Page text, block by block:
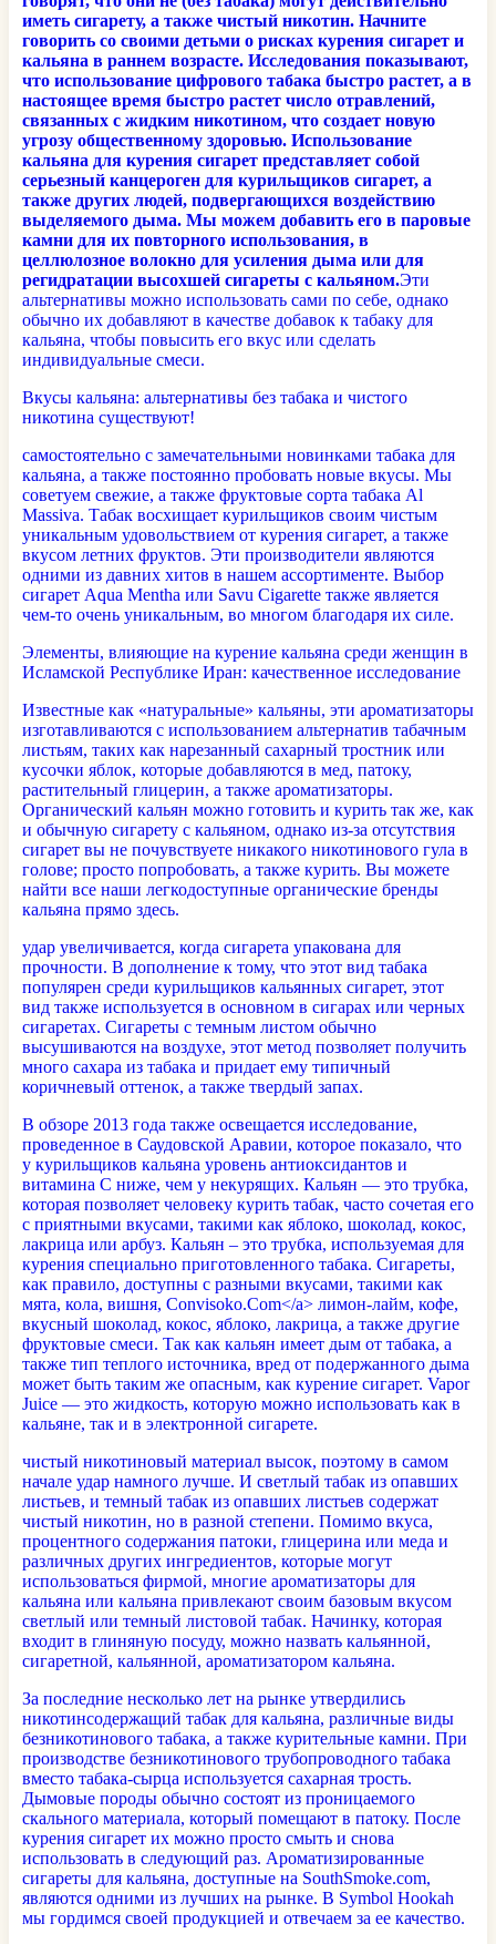
иметь сигарету, а также чистый никотин. Начните
говорить со своими детьми о рисках курения сигарет и
кальяна в раннем возрасте. Исследования показывают,
что использование цифрового табака быстро растет, а в
настоящее время быстро растет число отравлений,
связанных с жидким никотином, что создает новую
угрозу общественному здоровью. Использование
кальяна для курения сигарет представляет собой
серьезный канцероген для курильщиков сигарет, а
также других людей, подвергающихся воздействию
выделяемого дыма. Мы можем добавить его в паровые
камни для их повторного использования, в
целлюлозное волокно для усиления дыма или для
регидратации высохшей сигареты с кальяном.Эти
альтернативы можно использовать сами по себе, однако
обычно их добавляют в качестве добавок к табаку для
кальяна, чтобы повысить его вкус или сделать
индивидуальные смеси.
Вкусы кальяна: альтернативы без табака и чистого
никотина существуют!
самостоятельно с замечательными новинками табака для
кальяна, а также постоянно пробовать новые вкусы. Мы
советуем свежие, а также фруктовые сорта табака Al
Massiva. Табак восхищает курильщиков своим чистым
уникальным удовольствием от курения сигарет, а также
вкусом летних фруктов. Эти производители являются
одними из давних хитов в нашем ассортименте. Выбор
сигарет Aqua Mentha или Savu Cigarette также является
чем-то очень уникальным, во многом благодаря их силе.
Элементы, влияющие на курение кальяна среди женщин в
Исламской Республике Иран: качественное исследование
Известные как «натуральные» кальяны, эти ароматизаторы
изготавливаются с использованием альтернатив табачным
листьям, таких как нарезанный сахарный тростник или
кусочки яблок, которые добавляются в мед, патоку,
растительный глицерин, а также ароматизаторы.
Органический кальян можно готовить и курить так же, как
и обычную сигарету с кальяном, однако из-за отсутствия
сигарет вы не почувствуете никакого никотинового гула в
голове; просто попробовать, а также курить. Вы можете
найти все наши легкодоступные органические бренды
кальяна прямо здесь.
удар увеличивается, когда сигарета упакована для
прочности. В дополнение к тому, что этот вид табака
популярен среди курильщиков кальянных сигарет, этот
вид также используется в основном в сигарах или черных
сигаретах. Сигареты с темным листом обычно
высушиваются на воздухе, этот метод позволяет получить
много сахара из табака и придает ему типичный
коричневый оттенок, а также твердый запах.
В обзоре 2013 года также освещается исследование,
проведенное в Саудовской Аравии, которое показало, что
у курильщиков кальяна уровень антиоксидантов и
витамина С ниже, чем у некурящих. Кальян — это трубка,
которая позволяет человеку курить табак, часто сочетая его
с приятными вкусами, такими как яблоко, шоколад, кокос,
лакрица или арбуз. Кальян – это трубка, используемая для
курения специально приготовленного табака. Сигареты,
как правило, доступны с разными вкусами, такими как
мята, кола, вишня, Convisoko.Com</a> лимон-лайм, кофе,
вкусный шоколад, кокос, яблоко, лакрица, а также другие
фруктовые смеси. Так как кальян имеет дым от табака, а
также тип теплого источника, вред от подержанного дыма
может быть таким же опасным, как курение сигарет. Vapor
Juice — это жидкость, которую можно использовать как в
кальяне, так и в электронной сигарете.
чистый никотиновый материал высок, поэтому в самом
начале удар намного лучше. И светлый табак из опавших
листьев, и темный табак из опавших листьев содержат
чистый никотин, но в разной степени. Помимо вкуса,
процентного содержания патоки, глицерина или меда и
различных других ингредиентов, которые могут
использоваться фирмой, многие ароматизаторы для
кальяна или кальяна привлекают своим базовым вкусом
светлый или темный листовой табак. Начинку, которая
входит в глиняную посуду, можно назвать кальянной,
сигаретной, кальянной, ароматизатором кальяна.
За последние несколько лет на рынке утвердились
никотинсодержащий табак для кальяна, различные виды
безникотинового табака, а также курительные камни. При
производстве безникотинового трубопроводного табака
вместо табака-сырца используется сахарная трость.
Дымовые породы обычно состоят из проницаемого
скального материала, который помещают в патоку. После
курения сигарет их можно просто смыть и снова
использовать в следующий раз. Ароматизированные
сигареты для кальяна, доступные на SouthSmoke.com,
являются одними из лучших на рынке. В Symbol Hookah
мы гордимся своей продукцией и отвечаем за ее качество.